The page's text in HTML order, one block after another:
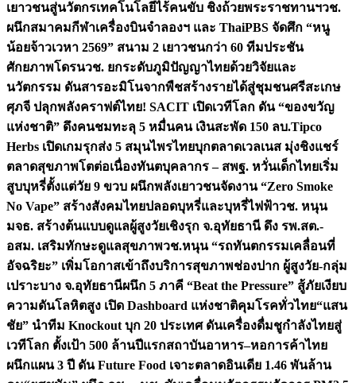
เยาวชนสู่นวัตกรเทคโนโลยีไร้คนขับ ชิงถ้วยพระราชทานฯวช.
ผนึกสมาคมกีฬาเครื่องบินจำลองฯ และ ThaiPBS จัดศึก “หนู
น้อยจ้าวเวหา 2569” สนาม 2 เยาวชนกว่า 60 ทีมประชัน
ศักยภาพโดรนวช. ยกระดับภูมิปัญญาไทยด้วยวิจัยและ
นวัตกรรม ดันสารอะมิโนจากพืชสร้างรายได้สู่ชุมชนศรีสะเกษ
ศุภจี ปลุกพลังคราฟต์ไทย! SACIT เปิดเวทีโลก ดัน “ของขวัญ
แห่งชาติ” ดึงคนชมทะลุ 5 หมื่นคน เงินสะพัด 150 ลบ.Tipco
Herbs เปิดเกมรุกส่ง 5 สมุนไพรไทยบุกตลาดเวลเนส มุ่งชิงแชร์
ตลาดสุขภาพโตต่อเนื่องทันตบุคลากร – สพฐ. หวั่นเด็กไทยเริ่ม
สูบบุหรี่ตั้งแต่วัย 9 ขวบ ผนึกพลังเยาวชนจัดงาน “Zero Smoke
No Vape” สร้างสังคมไทยปลอดบุหรี่และบุหรี่ไฟฟ้าวช. หนุน
มจธ. สร้างต้นแบบดูแลผู้สูงวัยเชิงรุก จ.อุทัยธานี ดึง รพ.สต.-
อสม. เสริมทักษะดูแลสุขภาพวช.หนุน “รถทันตกรรมเคลื่อนที่
อัจฉริยะ” เพิ่มโอกาสเข้าถึงบริการสุขภาพช่องปาก ผู้สูงวัย-กลุ่ม
เปราะบาง จ.อุทัยธานีผนึก 5 ภาคี “Beat the Pressure” สู้ภัยเงียบ
ความดันโลหิตสูง เปิด Dashboard แห่งชาติคุมโรคทั่วไทย“แสน
ชัย” นำทีม Knockout บุก 20 ประเทศ ดันเครื่องดื่มชูกำลังไทยสู่
เวทีโลก ตั้งเป้า 500 ล้านปีแรกสถาบันอาหาร–หอการค้าไทย
ผนึกแผน 3 ปี ดัน Future Food เจาะตลาดอินเดีย 1.46 พันล้าน